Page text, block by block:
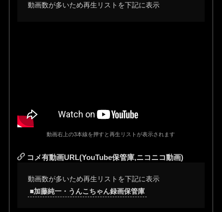
動画数が多いため再生リストを下記に表示
動画右上の3本線を押すと再生リストが表示されます
コメ有動画URL(YouTube保管庫,ニコニコ動画)
動画数が多いため再生リストを下記に表示
■加藤純一・うんこちゃん録画保管庫